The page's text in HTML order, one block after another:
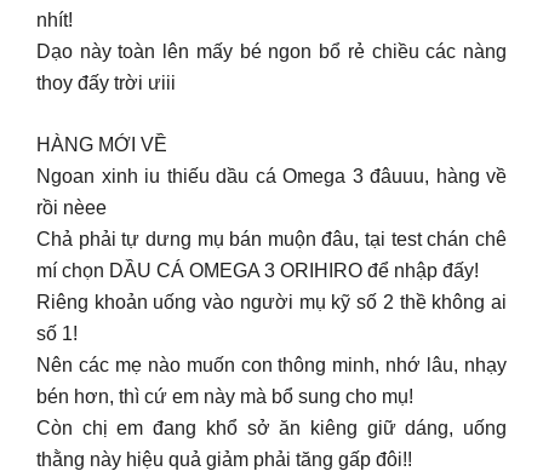
nhít!
Dạo này toàn lên mấy bé ngon bổ rẻ chiều các nàng
thoy đấy trời ưiii
HÀNG MỚI VỀ
Ngoan xinh iu thiếu dầu cá Omega 3 đâuuu, hàng về
rồi nèee
Chả phải tự dưng mụ bán muộn đâu, tại test chán chê
mí chọn DẦU CÁ OMEGA 3 ORIHIRO để nhập đấy!
Riêng khoản uống vào người mụ kỹ số 2 thề không ai
số 1!
Nên các mẹ nào muốn con thông minh, nhớ lâu, nhạy
bén hơn, thì cứ em này mà bổ sung cho mụ!
Còn chị em đang khổ sở ăn kiêng giữ dáng, uống
thằng này hiệu quả giảm phải tăng gấp đôi!!